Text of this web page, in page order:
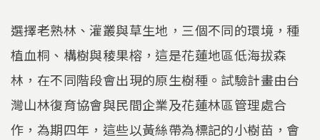
選擇老熟林、灌叢與草生地，三個不同的環境，種
植血桐、構樹與稜果榕，這是花蓮地區低海拔森
林，在不同階段會出現的原生樹種。試驗計畫由台
灣山林復育協會與民間企業及花蓮林區管理處合
作，為期四年，這些以黃絲帶為標記的小樹苗，會